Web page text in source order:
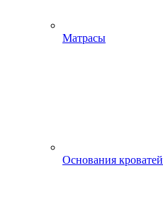
Матрасы
Основания кроватей